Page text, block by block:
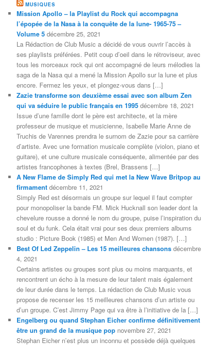
MUSIQUES
Mission Apollo – la Playlist du Rock qui accompagna
l’épopée de la Nasa à la conquête de la lune- 1965-75 –
Volume 5 décembre 25, 2021
La Rédaction de Club Music a décidé de vous ouvrir l’accès à
ses playlists préférées. Petit coup d’oeil dans le rétroviseur, avec
tous les morceaux rock qui ont accompagné de leurs mélodies la
saga de la Nasa qui a mené la Mission Apollo sur la lune et plus
encore. Fermez les yeux, et plongez-vous dans […]
Zazie transforme son deuxième essai avec son album Zen
qui va séduire le public français en 1995 décembre 18, 2021
Issue d’une famille dont le père est architecte, et la mère
professeur de musique et musicienne, Isabelle Marie Anne de
Truchis de Varennes prendra le surnom de Zazie pour sa carrière
d’artiste. Avec une formation musicale complète (violon, piano et
guitare), et une culture musicale conséquente, alimentée par des
artistes francophones à textes (Brel, Brassens […]
A New Flame de Simply Red qui met la New Wave Britpop au
firmament décembre 11, 2021
Simply Red est désormais un groupe sur lequel il faut compter
pour monopoliser la bande FM. Mick Hucknall son leader dont la
chevelure rousse a donné le nom du groupe, puise l’inspiration du
soul et du funk. Cela était vrai pour ses deux premiers albums
studio : Picture Book (1985) et Men And Women (1987). […]
Best Of Led Zeppelin – Les 15 meilleures chansons décembre
4, 2021
Certains artistes ou groupes sont plus ou moins marquants, et
rencontrent un écho à la mesure de leur talent mais également
de leur durée dans le temps. La rédaction de Club Music vous
propose de recenser les 15 meilleures chansons d’un artiste ou
d’un groupe. C’est Jimmy Page qui va être à l’initiative de la […]
Engelberg ou quand Stephan Eicher confirme définitivement
être un grand de la musique pop novembre 27, 2021
Stephan Eicher n’est plus un inconnu et possède déjà quelques